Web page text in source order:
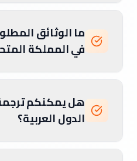
ما الوثائق
في المملكة
هل يمكنكم
الدول العربية؟